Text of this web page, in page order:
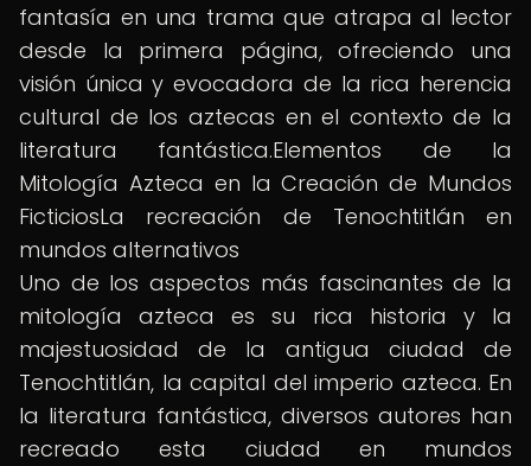
fantasía en una trama que atrapa al lector
desde la primera página, ofreciendo una
visión única y evocadora de la rica herencia
cultural de los aztecas en el contexto de la
literatura fantástica.Elementos de la
Mitología Azteca en la Creación de Mundos
FicticiosLa recreación de Tenochtitlán en
mundos alternativos
Uno de los aspectos más fascinantes de la
mitología azteca es su rica historia y la
majestuosidad de la antigua ciudad de
Tenochtitlán, la capital del imperio azteca. En
la literatura fantástica, diversos autores han
recreado esta ciudad en mundos